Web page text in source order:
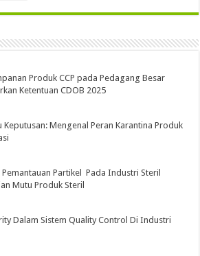
Produk CCP pada Pedagang Besar
Ketentuan CDOB 2025
Mengenal Peran Karantina Produk
Partikel Pada Industri Steril
Mutu Produk Steril
Dalam Sistem Quality Control Di Industri